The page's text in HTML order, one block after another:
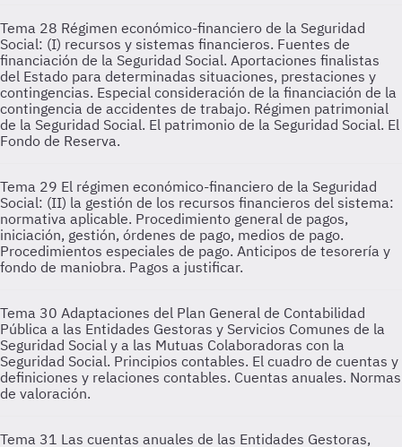
Tema 28 Régimen económico-financiero de la Seguridad
Social: (I) recursos y sistemas financieros. Fuentes de
financiación de la Seguridad Social. Aportaciones finalistas
del Estado para determinadas situaciones, prestaciones y
contingencias. Especial consideración de la financiación de la
contingencia de accidentes de trabajo. Régimen patrimonial
de la Seguridad Social. El patrimonio de la Seguridad Social. El
Fondo de Reserva.
Tema 29 El régimen económico-financiero de la Seguridad
Social: (II) la gestión de los recursos financieros del sistema:
normativa aplicable. Procedimiento general de pagos,
iniciación, gestión, órdenes de pago, medios de pago.
Procedimientos especiales de pago. Anticipos de tesorería y
fondo de maniobra. Pagos a justificar.
Tema 30 Adaptaciones del Plan General de Contabilidad
Pública a las Entidades Gestoras y Servicios Comunes de la
Seguridad Social y a las Mutuas Colaboradoras con la
Seguridad Social. Principios contables. El cuadro de cuentas y
definiciones y relaciones contables. Cuentas anuales. Normas
de valoración.
Tema 31 Las cuentas anuales de las Entidades Gestoras,